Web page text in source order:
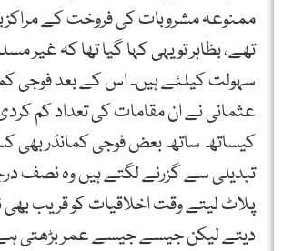
ممنوعہ مشروبات کی فروخت کے
تھے، بظاہر تو یہی کہا گیا تھا کہ غیر
سہولت کیلئے ہیں۔ اس کے بعد فوجی
عثمانی نے ان مقامات کی تعداد کم
کیساتھ ساتھ بعض فوجی کمانڈر بھی
تبدیلی سے گزرنے لگتے ہیں وہ نصف
پلاٹ لیتے وقت اخلاقیات کو قریب
دیتے لیکن جیسے جیسے عمر بڑھتی ہے